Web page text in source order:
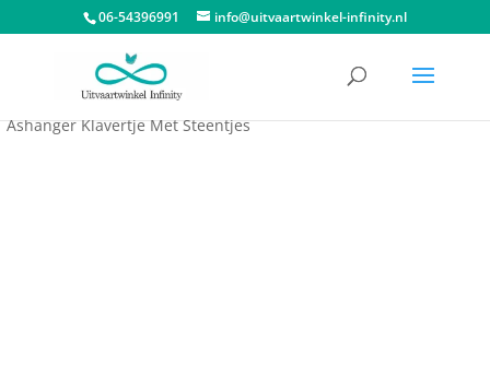
06-54396991 info@uitvaartwinkel-infinity.nl
Assieraden/Ashangers
Ashanger Klavertje Met Steentjes